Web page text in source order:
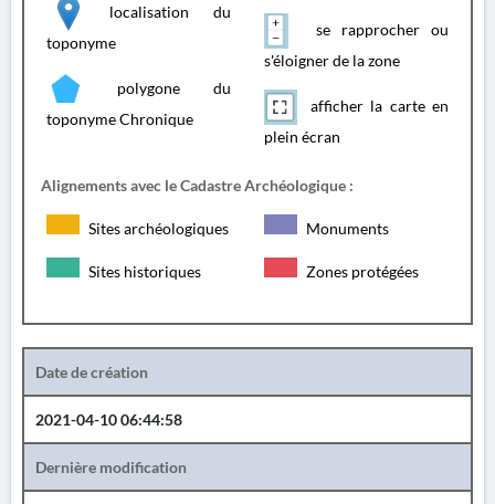
localisation du
toponyme
polygone du
toponyme Chronique
se rapprocher ou
s'éloigner de la zone
afficher la carte en
plein écran
Alignements avec le Cadastre Archéologique :
Sites archéologiques Monuments
Sites historiques Zones protégées
Date de création
2021-04-10 06:44:58
Dernière modification